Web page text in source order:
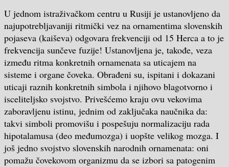
U jednom istraživačkom centru u Rusiji je ustanovljeno da
najupotrebljavaniji ritmički vez na ornamentima slovenskih
pojaseva (kaiševa) odgovara frekvenciji od 15 Herca a to je
frekvencija sunčeve fuzije! Ustanovljena je, takođe, veza
između ritma konkretnih ornamenata sa uticajem na
sisteme i organe čoveka. Obrađeni su, ispitani i dokazani
uticaji raznih konkretnih simbola i njihovo blagotvorno i
isceliteljsko svojstvo. Privešćemo kraju ovu vekovima
zaboravljenu istinu, jednim od zaključaka naučnika da:
takvi simboli promovišu i pospešuju normalizaciju rada
hipotalamusa (deo međumozga) i uopšte velikog mozga. I
još jedno svojstvo slovenskih narodnih ornamenata: oni
pomažu čovekovom organizmu da se izbori sa patogenim